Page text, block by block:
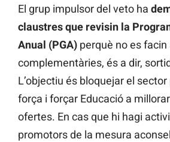
El grup impulsor del veto ha
claustres que revisin la
Anual (PGA) perquè no es
complementàries, és a dir,
L’objectiu és bloquejar el
força i forçar Educació a
ofertes. En cas que hi hagi
promotors de la mesura